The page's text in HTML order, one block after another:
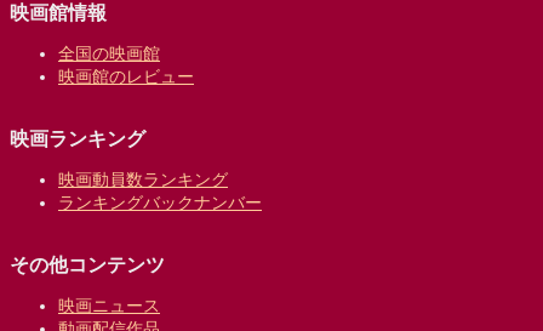
映画館情報
全国の映画館
映画館のレビュー
映画ランキング
映画動員数ランキング
ランキングバックナンバー
その他コンテンツ
映画ニュース